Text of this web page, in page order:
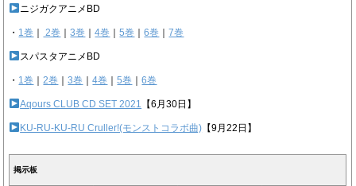
ニジガクアニメBD
・ 1巻 2巻 ｜3巻 ｜4巻 ｜5巻 ｜6巻 ｜7巻
スパスタアニメBD
・ 1巻 ｜2巻 ｜3巻 ｜4巻 ｜5巻 ｜6巻
Aqours CLUB CD SET 2021 【6月30日】
KU-RU-KU-RU Cruller!(モンストコラボ曲) 【9月22日】
掲示板